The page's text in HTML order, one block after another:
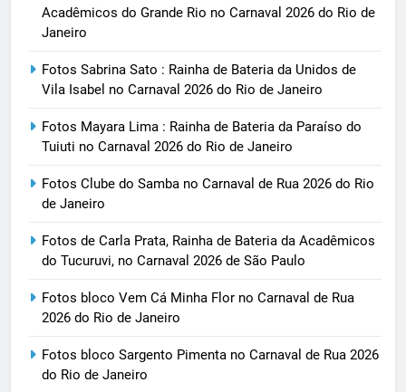
Acadêmicos do Grande Rio no Carnaval 2026 do Rio de
Janeiro
Fotos Sabrina Sato : Rainha de Bateria da Unidos de
Vila Isabel no Carnaval 2026 do Rio de Janeiro
Fotos Mayara Lima : Rainha de Bateria da Paraíso do
Tuiuti no Carnaval 2026 do Rio de Janeiro
Fotos Clube do Samba no Carnaval de Rua 2026 do Rio
de Janeiro
Fotos de Carla Prata, Rainha de Bateria da Acadêmicos
do Tucuruvi, no Carnaval 2026 de São Paulo
Fotos bloco Vem Cá Minha Flor no Carnaval de Rua
2026 do Rio de Janeiro
Fotos bloco Sargento Pimenta no Carnaval de Rua 2026
do Rio de Janeiro